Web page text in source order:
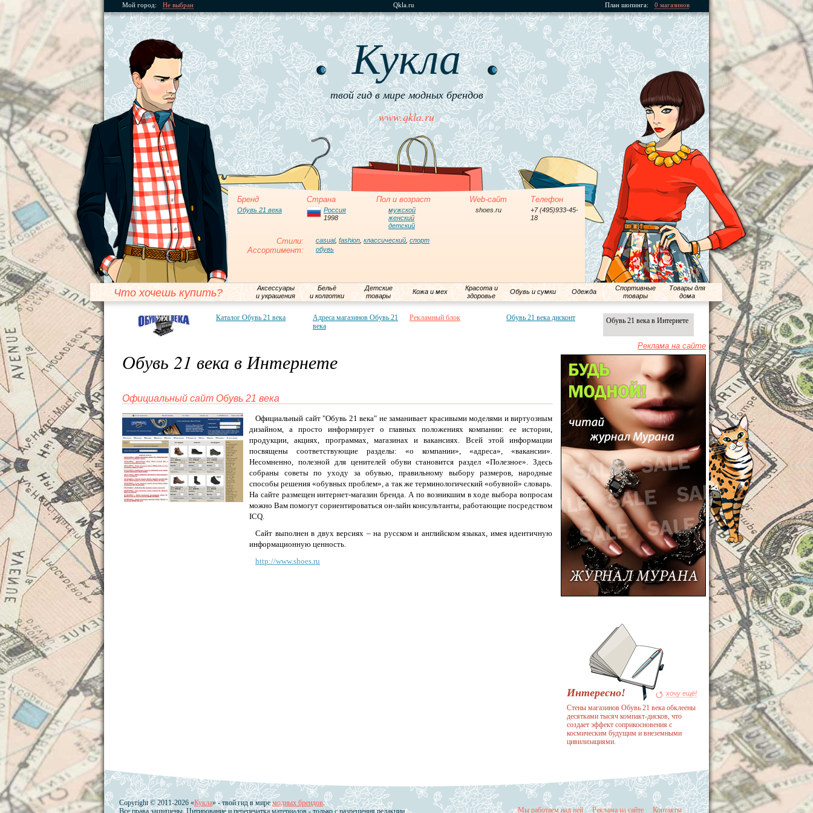
Мой город: Не выбран Qkla.ru План шопинга: 0 магазинов
Кукла
твой гид в мире модных брендов
www.qkla.ru
Бренд Страна Пол и возраст Web-сайт Телефон
Обувь 21 века
Россия
1998
мужской
женский
детский
shoes.ru
+7 (495)933-45-
18
Стили: casual, fashion классический спорт
Ассортимент: обувь
Что хочешь купить?
Аксессуары
и украшения
Бельё
и колготки
Детские
товары
Кожа и мех
Красота и
здоровье
Обувь и сумки Одежда
Спортивные
товары
Товары для
дома
Каталог Обувь 21 века
Адреса магазинов Обувь 21
века
Рекламный блок Обувь 21 века дисконт Обувь 21 века в Интернете
Обувь 21 века в Интернете
Официальный сайт Обувь 21 века
Официальный сайт "Обувь 21 века" не заманивает красивыми моделями и виртуозным
дизайном, а просто информирует о главных положениях компании: ее истории,
продукции, акциях, программах, магазинах и вакансиях. Всей этой информации
посвящены соответствующие разделы: «о компании», «адреса», «вакансии».
Несомненно, полезной для ценителей обуви становится раздел «Полезное». Здесь
собраны советы по уходу за обувью, правильному выбору размеров, народные
способы решения «обувных проблем», а так же терминологический «обувной» словарь.
На сайте размещен интернет-магазин бренда. А по возникшим в ходе выбора вопросам
можно Вам помогут сориентироваться он-лайн консультанты, работающие посредством
ICQ.
Сайт выполнен в двух версиях – на русском и английском языках, имея идентичную
информационную ценность.
http://www.shoes.ru
Реклама на сайте
Интересно! хочу ещё!
Стены магазинов Обувь 21 века обклеены
десятками тысяч компакт-дисков, что
создает эффект соприкосновения с
космическим будущим и внеземными
цивилизациями.
Copyright © 2011-2026 «Кукла» - твой гид в миремодных брендов.
Все права защищены. Цитирование и перепечатка материалов - только с разрешения редакции.
Мы работаем над ней Реклама на сайте Контакты